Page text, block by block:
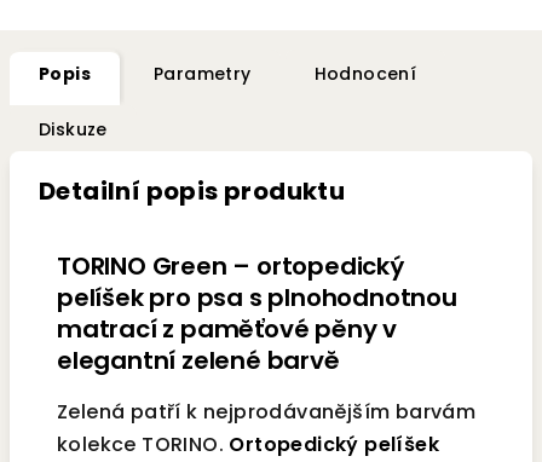
Popis Parametry Hodnocení
Diskuze
Detailní popis produktu
TORINO Green – ortopedický
pelíšek pro psa s plnohodnotnou
matrací z paměťové pěny v
elegantní zelené barvě
Zelená patří k nejprodávanějším barvám
kolekce TORINO. Ortopedický pelíšek